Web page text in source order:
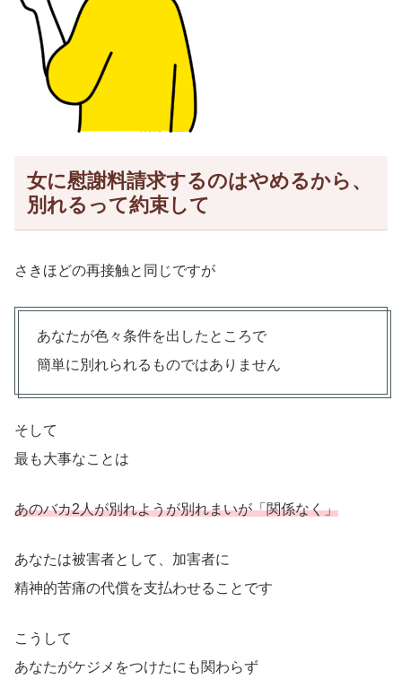
女に慰謝料請求するのはやめるから、
別れるって約束して
さきほどの再接触と同じですが
あなたが色々条件を出したところで
簡単に別れられるものではありません
そして
最も大事なことは
あのバカ2人が別れようが別れまいが「関係なく」
あなたは被害者として、加害者に
精神的苦痛の代償を支払わせることです
こうして
あなたがケジメをつけたにも関わらず